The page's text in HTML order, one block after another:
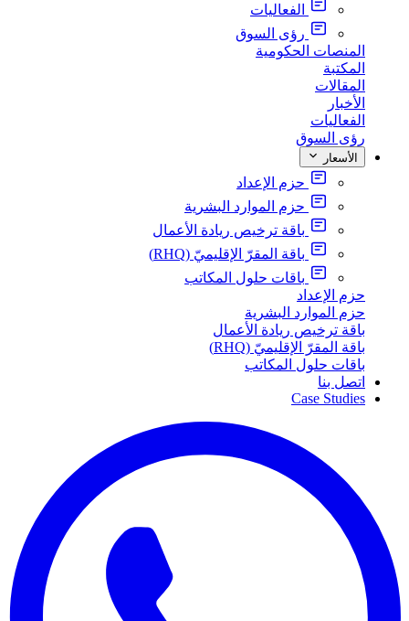
الفعاليات
رؤى السوق
المنصات الحكومية
المكتبة
المقالات
الأخبار
الفعاليات
رؤى السوق
الأسعار
حزم الإعداد
حزم الموارد البشرية
باقة ترخيص ريادة الأعمال
باقة المقرّ الإقليميّ (RHQ)
باقات حلول المكاتب
حزم الإعداد
حزم الموارد البشرية
باقة ترخيص ريادة الأعمال
باقة المقرّ الإقليميّ (RHQ)
باقات حلول المكاتب
اتصل بنا
Case Studies